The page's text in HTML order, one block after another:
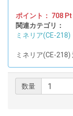
ポイント： 708 Pt
関連カテゴリ：
ミネリア(CE-218)
ミネリア(CE-
数量